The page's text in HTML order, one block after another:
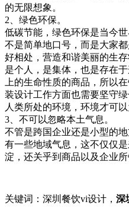
的无限想象。
2、绿色环保。
低碳节能，绿色环保是当今
不是简单地口号，而是大家
好相处，营造和谐美丽的生
是个人，是集体，也是存在
上的生命性质的商品，所以
装设计工作方面也需要坚守
人类所处的环境，环境才可
3、不可以忽略本土气息。
不管是跨国企业还是小型的
有一些地域气息，这不仅仅
淀，还关乎到商品以及企业
关键词：深圳餐饮vi设计， 深